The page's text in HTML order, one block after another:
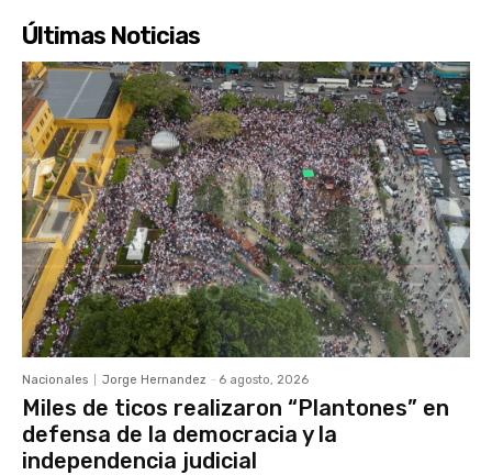
Últimas Noticias
Nacionales Jorge Hernandez - 6 agosto, 2026
Miles de ticos realizaron “Plantones” en
defensa de la democracia y la
independencia judicial